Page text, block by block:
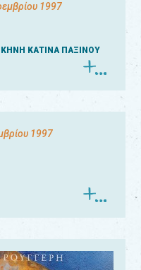
1997
ΚΑΤΙΝΑ ΠΑΞΙΝΟΥ
1997